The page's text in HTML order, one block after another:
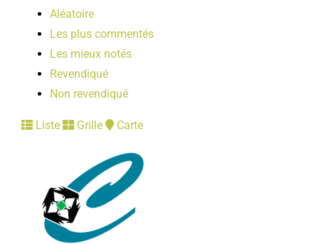
Aléatoire
Les plus commentés
Les mieux notés
Revendiqué
Non revendiqué
Liste Grille Carte